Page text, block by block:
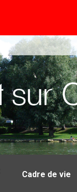
Cadre de vie